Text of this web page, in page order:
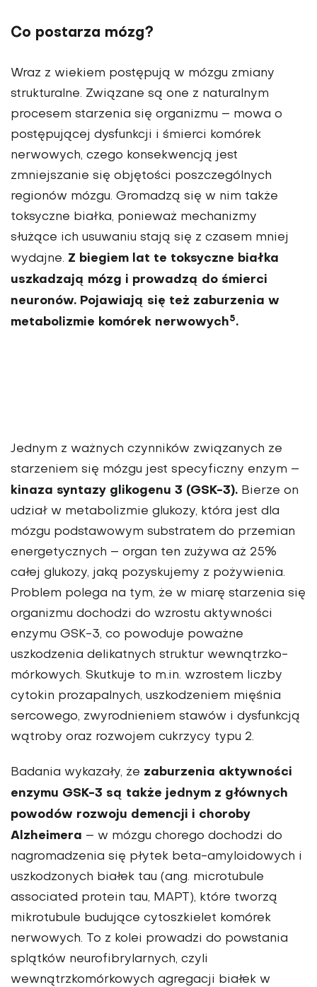
Co postarza mózg?
Wraz z wiekiem postępują w mózgu zmiany
strukturalne. Związane są one z naturalnym
procesem starzenia się orga­nizmu – mowa o
postępującej dysfunkcji i śmierci komó­rek
nerwowych, czego konsekwencją jest
zmniejszanie się objętości poszczególnych
regionów mózgu. Gromadzą się w nim także
toksyczne białka, ponieważ mechanizmy
służące ich usuwaniu stają się z czasem mniej
wydajne. Z biegiem lat te toksyczne białka
uszkadzają mózg i pro­wadzą do śmierci
neuronów. Pojawiają się też zaburzenia w
metabolizmie komórek nerwowych5.
Jednym z ważnych czynników związanych ze
starze­niem się mózgu jest specyficzny enzym –
kinaza syntazy glikogenu 3 (GSK-3). Bierze on
udział w metabolizmie glukozy, która jest dla
mózgu podstawowym substratem do przemian
energetycznych – organ ten zużywa aż 25%
całej glukozy, jaką pozyskujemy z pożywienia.
Problem polega na tym, że w miarę starzenia się
organizmu docho­dzi do wzrostu aktywności
enzymu GSK-3, co powoduje poważne
uszkodzenia delikatnych struktur wewnątrzko­
mórkowych. Skutkuje to m.in. wzrostem liczby
cytokin prozapalnych, uszkodzeniem mięśnia
sercowego, zwy­rodnieniem stawów i dysfunkcją
wątroby oraz rozwojem cukrzycy typu 2.
Badania wykazały, że zaburzenia aktyw­ności
enzymu GSK-3 są także jednym z głównych
powo­dów rozwoju demencji i choroby
Alzheimera – w mózgu chorego dochodzi do
nagromadzenia się płytek beta-amy­loidowych i
uszkodzonych białek tau (ang. microtubule
associated protein tau, MAPT), które tworzą
mikrotubule budujące cytoszkielet komórek
nerwowych. To z kolei prowadzi do powstania
splątków neurofibrylarnych, czyli
wewnątrzkomórkowych agregacji białek w